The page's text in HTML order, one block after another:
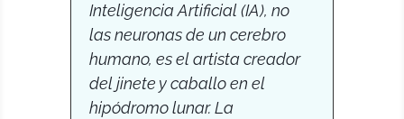
Inteligencia Artificial (IA), no
las neuronas de un cerebro
humano, es el artista creador
del jinete y caballo en el
hipódromo lunar. La